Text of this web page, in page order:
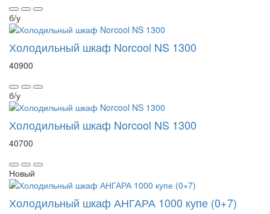
б/у
Холодильный шкаф Norcool NS 1300
40900
б/у
Холодильный шкаф Norcool NS 1300
40700
Новый
Холодильный шкаф АНГАРА 1000 купе (0+7)